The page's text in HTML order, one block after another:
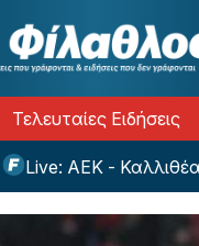
Τελευταίες Ειδήσεις
Live: ΑΕΚ - Καλλιθέα 1-0